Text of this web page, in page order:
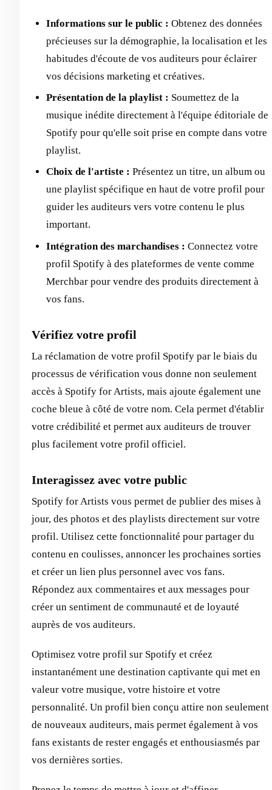
Informations sur le public : Obtenez des données
précieuses sur la démographie, la localisation et les
habitudes d'écoute de vos auditeurs pour éclairer
vos décisions marketing et créatives.
Présentation de la playlist : Soumettez de la
musique inédite directement à l'équipe éditoriale de
Spotify pour qu'elle soit prise en compte dans votre
playlist.
Choix de l'artiste : Présentez un titre, un album ou
une playlist spécifique en haut de votre profil pour
guider les auditeurs vers votre contenu le plus
important.
Intégration des marchandises : Connectez votre
profil Spotify à des plateformes de vente comme
Merchbar pour vendre des produits directement à
vos fans.
Vérifiez votre profil
La réclamation de votre profil Spotify par le biais du
processus de vérification vous donne non seulement
accès à Spotify for Artists, mais ajoute également une
coche bleue à côté de votre nom. Cela permet d'établir
votre crédibilité et permet aux auditeurs de trouver
plus facilement votre profil officiel.
Interagissez avec votre public
Spotify for Artists vous permet de publier des mises à
jour, des photos et des playlists directement sur votre
profil. Utilisez cette fonctionnalité pour partager du
contenu en coulisses, annoncer les prochaines sorties
et créer un lien plus personnel avec vos fans.
Répondez aux commentaires et aux messages pour
créer un sentiment de communauté et de loyauté
auprès de vos auditeurs.
Optimisez votre profil sur Spotify et créez
instantanément une destination captivante qui met en
valeur votre musique, votre histoire et votre
personnalité. Un profil bien conçu attire non seulement
de nouveaux auditeurs, mais permet également à vos
fans existants de rester engagés et enthousiasmés par
vos dernières sorties.